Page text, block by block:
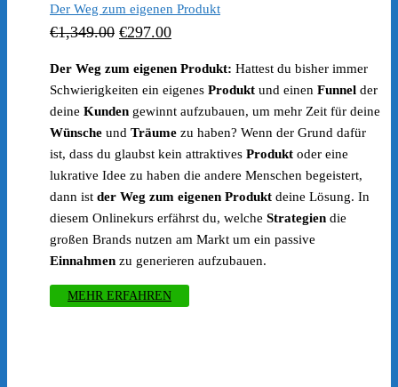
Der Weg zum eigenen Produkt
€1,349.00 Ursprünglicher
war:
€1,349.00
€297.00Aktueller
€297.00.
Der Weg zum eigenen Produkt: Hattest du bisher immer
Schwierigkeiten ein eigenes Produkt und einen Funnel der
deine Kunden gewinnt aufzubauen, um mehr Zeit für deine
Wünsche und Träume zu haben? Wenn der Grund dafür
ist, dass du glaubst kein attraktives Produkt oder eine
lukrative Idee zu haben die andere Menschen begeistert,
dann ist der Weg zum eigenen Produkt deine Lösung. In
diesem Onlinekurs erfährst du, welche Strategien die
großen Brands nutzen am Markt um ein passive
Einnahmen zu generieren aufzubauen.
MEHR ERFAHREN